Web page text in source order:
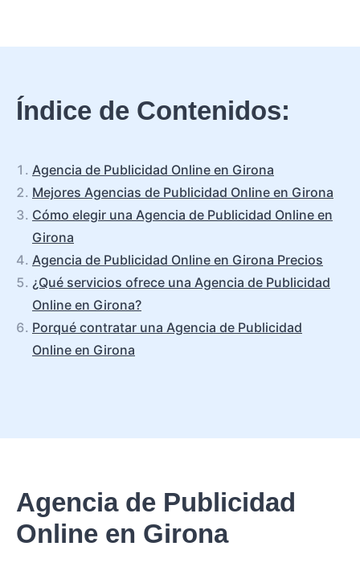
Índice de Contenidos:
Agencia de Publicidad Online en Girona
Mejores Agencias de Publicidad Online en Girona
Cómo elegir una Agencia de Publicidad Online en
Girona
Agencia de Publicidad Online en Girona Precios
¿Qué servicios ofrece una Agencia de Publicidad
Online en Girona?
Porqué contratar una Agencia de Publicidad
Online en Girona
Agencia de Publicidad
Online en Girona